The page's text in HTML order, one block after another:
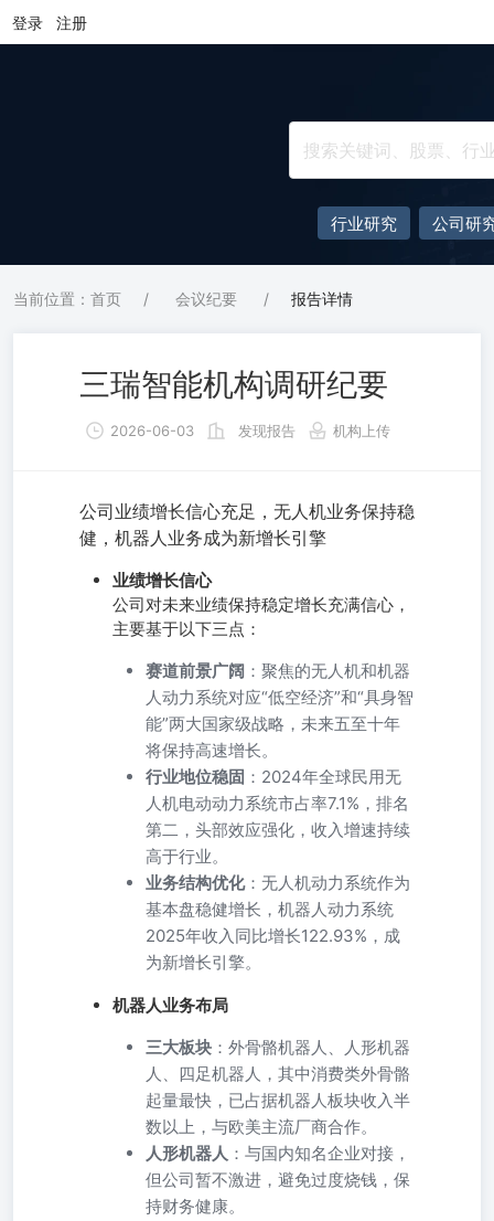
登录 注册
行业研究 公司研
当前位置：首页 / 会议纪要 / 报告详情
三瑞智能机构调研纪要
2026-06-03 发现报告 机构上传
公司业绩增长信心充足，无人机业务保持稳
健，机器人业务成为新增长引擎
业绩增长信心
公司对未来业绩保持稳定增长充满信心，
主要基于以下三点：
赛道前景广阔 ：聚焦的无人机和机器
人动力系统对应“低空经济”和“具身智
能”两大国家级战略，未来五至十年
将保持高速增长。
行业地位稳固 ：2024年全球民用无
人机电动动力系统市占率7.1%，排名
第二，头部效应强化，收入增速持续
高于行业。
业务结构优化：无人机动力系统作为
基本盘稳健增长，机器人动力系统
2025年收入同比增长122.93%，成
为新增长引擎。
机器人业务布局
三大板块 ：外骨骼机器人、人形机器
人、四足机器人，其中消费类外骨骼
起量最快，已占据机器人板块收入半
数以上，与欧美主流厂商合作。
人形机器人 ：与国内知名企业对接，
但公司暂不激进，避免过度烧钱，保
持财务健康。